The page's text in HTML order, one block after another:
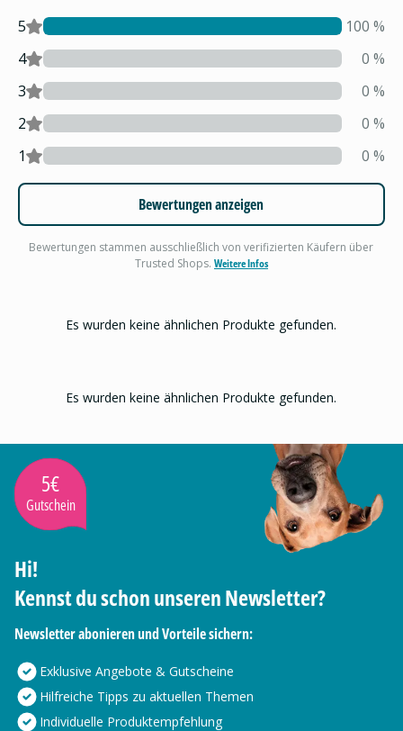
5 100 %
4
0 %
3
0 %
2
0 %
1
0 %
Bewertungen anzeigen
Bewertungen stammen ausschließlich von verifizierten Käufern über
Trusted Shops. Weitere Infos
Es wurden keine ähnlichen Produkte gefunden.
Es wurden keine ähnlichen Produkte gefunden.
5€
Gutschein
Hi!
Kennst du schon unseren Newsletter?
Newsletter abonieren und Vorteile sichern:
Exklusive Angebote & Gutscheine
Hilfreiche Tipps zu aktuellen Themen
Individuelle Produktempfehlung